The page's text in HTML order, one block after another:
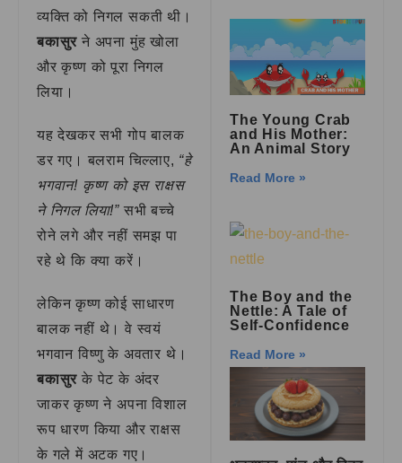
व्यक्ति को निगल सकती थी।
बकासुर ने अपना मुंह खोला
और कृष्ण को पूरा निगल
लिया।
यह देखकर सभी गोप बालक
डर गए। बलराम चिल्लाए, “हे
भगवान! कृष्ण को इस राक्षस
ने निगल लिया!” सभी बच्चे
रोने लगे और नहीं समझ पा
रहे थे कि क्या करें।
लेकिन कृष्ण कोई साधारण
बालक नहीं थे। वे स्वयं
भगवान विष्णु के अवतार थे।
बकासुर के पेट के अंदर
जाकर कृष्ण ने अपना विशाल
रूप धारण किया और राक्षस
के गले में अटक गए।
The Young Crab
and His Mother:
An Animal Story
Read More »
The Boy and the
Nettle: A Tale of
Self-Confidence
Read More »